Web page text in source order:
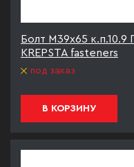
Болт М39х65
KREPSTA fasteners
под заказ
В КОРЗИНУ